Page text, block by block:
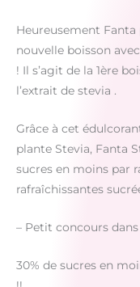
Heureusement Fanta
nouvelle boisson
! Il s’agit de la 1ère
l’extrait de stevia .
Grâce à cet
plante Stevia, Fanta
sucres en moins par
rafraîchissantes
– Petit concours
30% de sucres en